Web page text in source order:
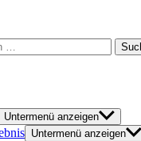
Untermenü anzeigen
Untermenü anzeigen